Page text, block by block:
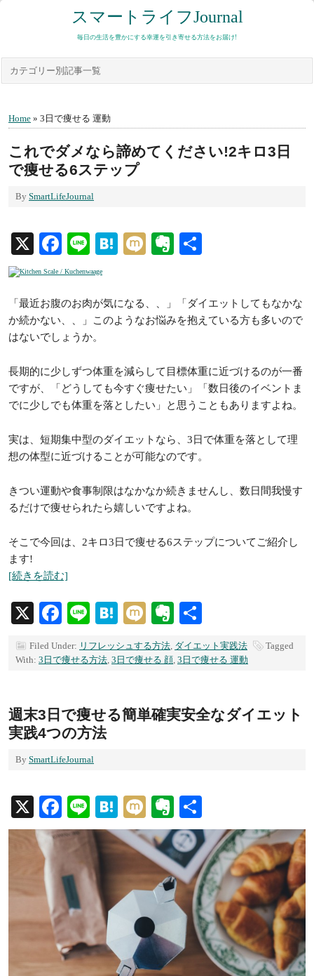
スマートライフJournal
毎日の生活を豊かにする幸運を引き寄せる方法をお届け!
カテゴリー別記事一覧
Home » 3日で痩せる 運動
これでダメなら諦めてください!2キロ3日
で痩せる6ステップ
By SmartLifeJournal
X Facebook
LineHatenaMixiEvernote
「最近お腹のお肉が気になる、、」「ダイエットしてもなかな
か続かない、、」このようなお悩みを抱えている方も多いので
はないでしょうか。
長期的に少しずつ体重を減らして目標体重に近づけるのが一番
ですが、「どうしても今すぐ痩せたい」「数日後のイベントま
でに少しでも体重を落としたい」と思うこともありますよね。
実は、短期集中型のダイエットなら、3日で体重を落として理
想の体型に近づけることが可能なのです。
きつい運動や食事制限はなかなか続きませんし、数日間我慢す
るだけで痩せられたら嬉しいですよね。
そこで今回は、2キロ3日で痩せる6ステップについてご紹介し
ます!
[続きを読む]
X Facebook
LineHatenaMixiEvernote
有
Filed Under: リフレッシュする方法, ダイエット実践法
Tagged
With: 3日で痩せる方法, 3日で痩せる 顔, 3日で痩せる 運動
週末3日で痩せる簡単確実安全なダイエット
実践4つの方法
By SmartLifeJournal
X Facebook
LineHatenaMixiEvernote
有